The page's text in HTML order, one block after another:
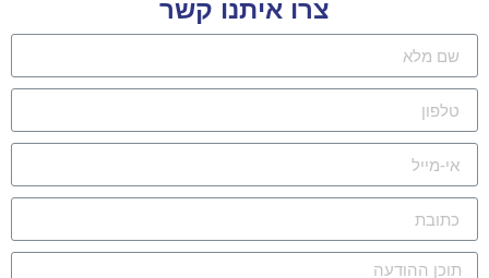
צרו איתנו קשר